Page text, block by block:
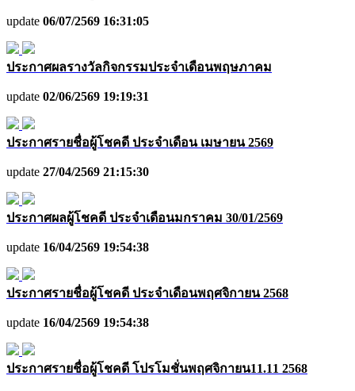
update 06/07/2569 16:31:05
ประกาศผลรางวัลกิจกรรมประจำเดือนพฤษภาคม
update 02/06/2569 19:19:31
ประกาศรายชื่อผู้โชคดี ประจำเดือน เมษายน 2569
update 27/04/2569 21:15:30
ประกาศผลผู้โชคดี ประจำเดือนมกราคม 30/01/2569
update 16/04/2569 19:54:38
ประกาศรายชื่อผู้โชคดี ประจำเดือนพฤศจิกายน 2568
update 16/04/2569 19:54:38
ประกาศรายชื่อผู้โชคดี โปรโมชั่นพฤศจิกายน11.11 2568